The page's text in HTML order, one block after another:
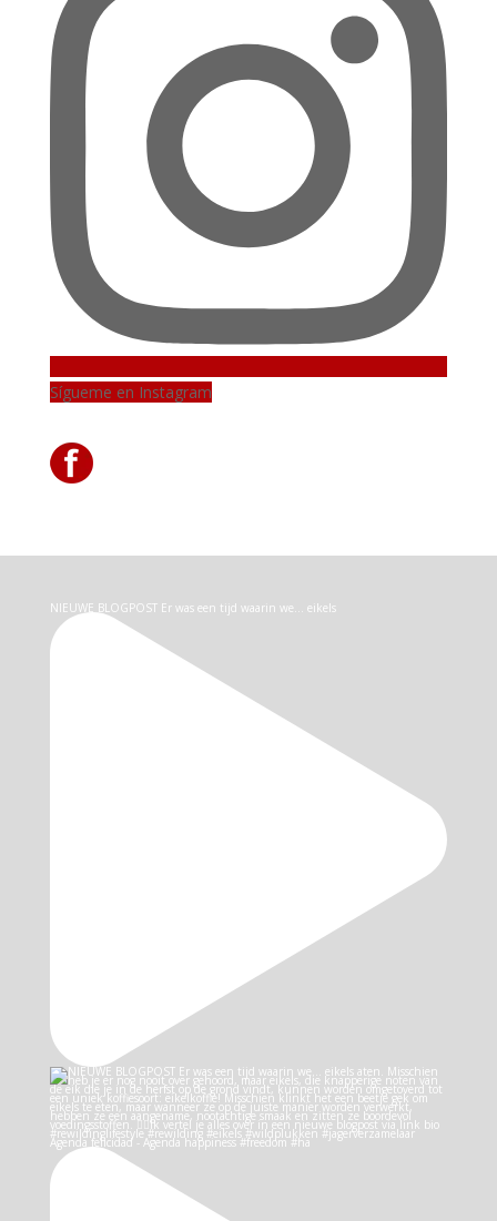
Sígueme en Instagram
NIEUWE BLOGPOST Er was een tijd waarin we… eikels
Agenda felicidad - Agenda happiness #freedom #ha